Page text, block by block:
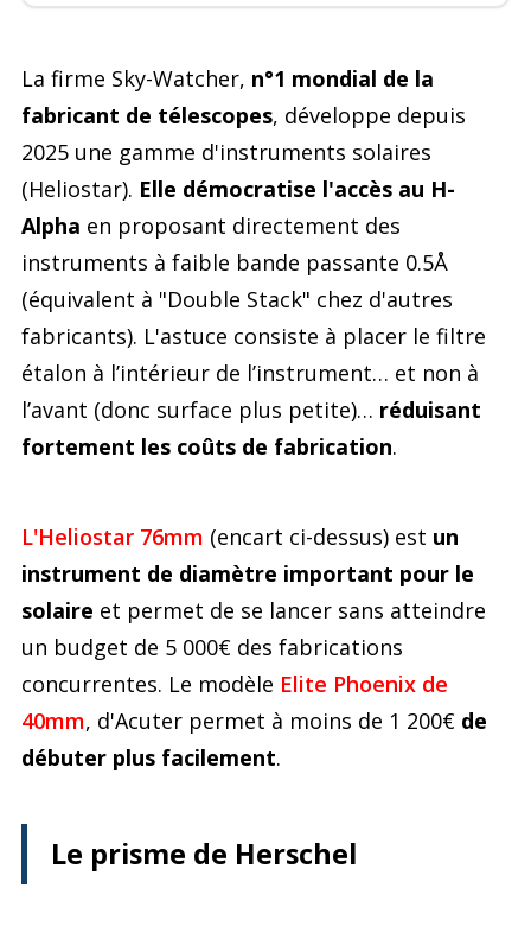
La firme Sky-Watcher, n°1 mondial de la
fabricant de télescopes, développe depuis
2025 une gamme d'instruments solaires
(Heliostar). Elle démocratise l'accès au H-
Alpha en proposant directement des
instruments à faible bande passante 0.5Å
(équivalent à "Double Stack" chez d'autres
fabricants). L'astuce consiste à placer le filtre
étalon à l’intérieur de l’instrument… et non à
l’avant (donc surface plus petite)… réduisant
fortement les coûts de fabrication.
L'Heliostar 76mm (encart ci-dessus) est un
instrument de diamètre important pour le
solaire et permet de se lancer sans atteindre
un budget de 5 000€ des fabrications
concurrentes. Le modèle Elite Phoenix de
40mm, d'Acuter permet à moins de 1 200€ de
débuter plus facilement.
Le prisme de Herschel